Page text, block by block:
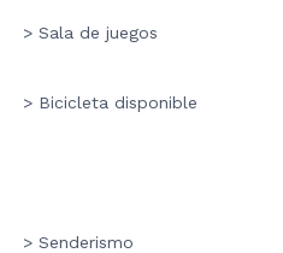
> Sala de juegos
> Bicicleta disponible
> Senderismo